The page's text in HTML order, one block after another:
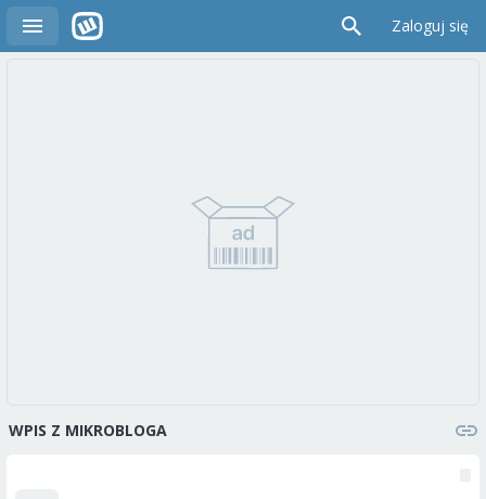
Zaloguj się
WPIS Z MIKROBLOGA